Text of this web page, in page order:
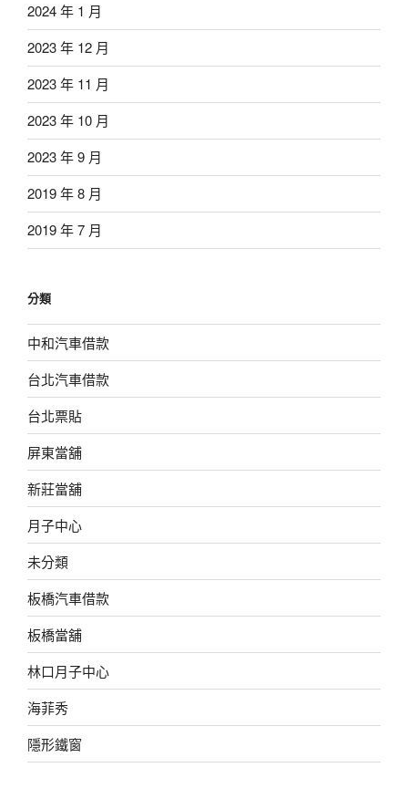
2024 年 1 月
2023 年 12 月
2023 年 11 月
2023 年 10 月
2023 年 9 月
2019 年 8 月
2019 年 7 月
分類
中和汽車借款
台北汽車借款
台北票貼
屏東當舖
新莊當舖
月子中心
未分類
板橋汽車借款
板橋當舖
林口月子中心
海菲秀
隱形鐵窗